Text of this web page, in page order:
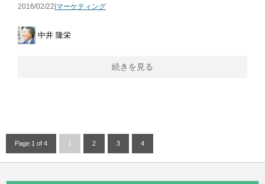
2016/02/22| マーケティング
中井 隆栄
続きを見る
Page 1 of 4 1 2 3 4